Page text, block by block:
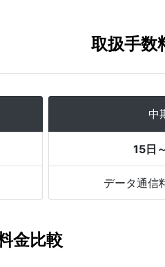
取扱手数
中
15日
データ通信
金比較